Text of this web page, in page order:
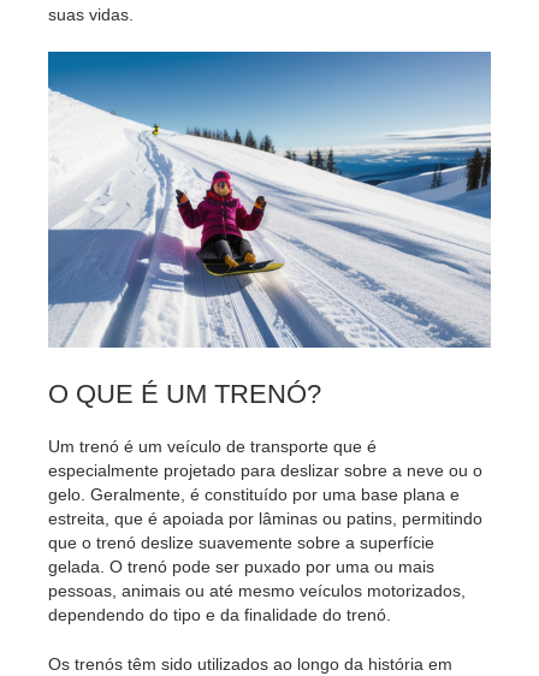
suas vidas.
O QUE É UM TRENÓ?
Um trenó é um veículo de transporte que é
especialmente projetado para deslizar sobre a neve ou o
gelo. Geralmente, é constituído por uma base plana e
estreita, que é apoiada por lâminas ou patins, permitindo
que o trenó deslize suavemente sobre a superfície
gelada. O trenó pode ser puxado por uma ou mais
pessoas, animais ou até mesmo veículos motorizados,
dependendo do tipo e da finalidade do trenó.
Os trenós têm sido utilizados ao longo da história em